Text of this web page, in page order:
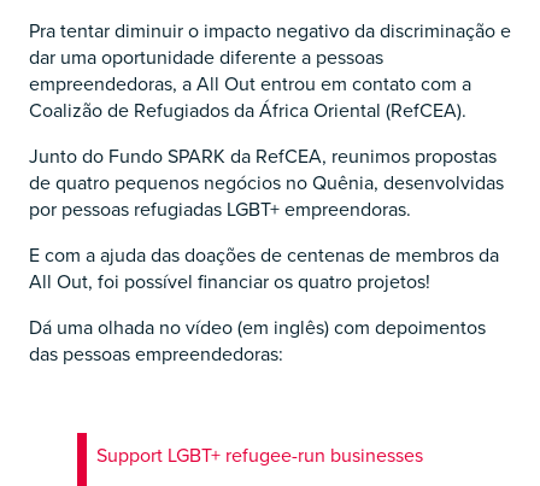
Pra tentar diminuir o impacto negativo da discriminação e
dar uma oportunidade diferente a pessoas
empreendedoras, a All Out entrou em contato com a
Coalizão de Refugiados da África Oriental (RefCEA).
Junto do Fundo SPARK da RefCEA, reunimos propostas
de quatro pequenos negócios no Quênia, desenvolvidas
por pessoas refugiadas LGBT+ empreendoras.
E com a ajuda das doações de centenas de membros da
All Out, foi possível financiar os quatro projetos!
Dá uma olhada no vídeo (em inglês) com depoimentos
das pessoas empreendedoras:
Support LGBT+ refugee-run businesses